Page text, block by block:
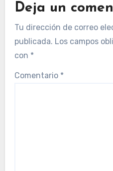
Deja un
Tu dirección de correo
publicada. Los campos
con *
Comentario *